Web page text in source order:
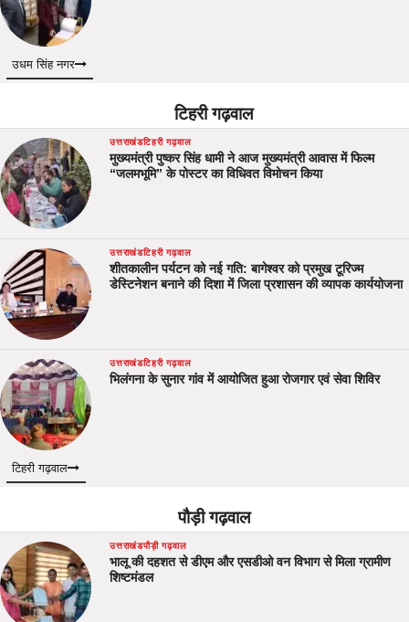
उधम सिंह नगर
टिहरी गढ़वाल
उत्तराखंडटिहरी गढ़वाल
मुख्यमंत्री पुष्कर सिंह धामी ने आज मुख्यमंत्री आवास में फिल्म
“जलमभूमि” के पोस्टर का विधिवत विमोचन किया
उत्तराखंडटिहरी गढ़वाल
शीतकालीन पर्यटन को नई गति: बागेश्वर को प्रमुख टूरिज्म
डेस्टिनेशन बनाने की दिशा में जिला प्रशासन की व्यापक कार्ययोजना
उत्तराखंडटिहरी गढ़वाल
भिलंगना के सुनार गांव में आयोजित हुआ रोजगार एवं सेवा शिविर
टिहरी गढ़वाल
पौड़ी गढ़वाल
उत्तराखंडपौड़ी गढ़वाल
भालू की दहशत से डीएम और एसडीओ वन विभाग से मिला ग्रामीण
शिष्टमंडल